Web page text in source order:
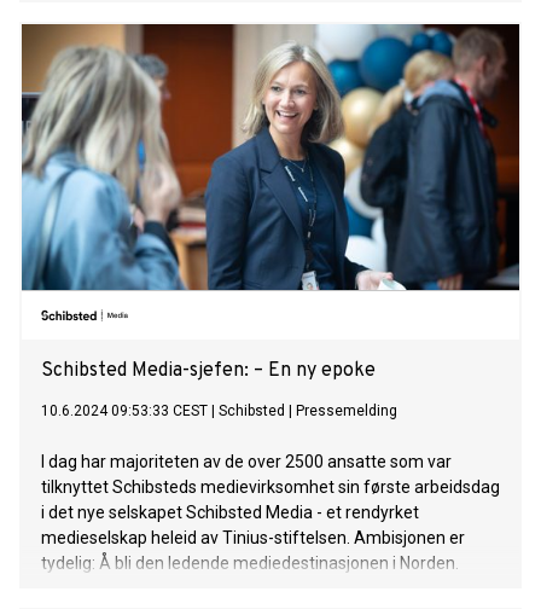
Schibsted Media-sjefen: – En ny epoke
10.6.2024 09:53:33 CEST Schibsted Pressemelding
I dag har majoriteten av de over 2500 ansatte som var
tilknyttet Schibsteds medievirksomhet sin første arbeidsdag
i det nye selskapet Schibsted Media - et rendyrket
medieselskap heleid av Tinius-stiftelsen. Ambisjonen er
tydelig: Å bli den ledende mediedestinasjonen i Norden.